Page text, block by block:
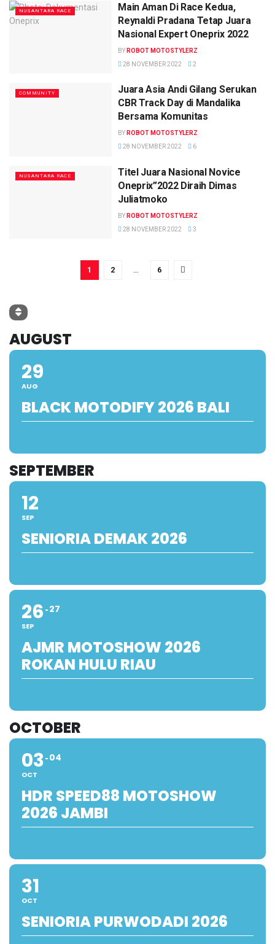
NUSANTARA RACE
Main Aman Di Race Kedua,
Reynaldi Pradana Tetap Juara
Nasional Expert Oneprix 2022
BY ROBOT MOTOSTYLERZ
28 NOVEMBER 2022
2
COMMUNITY
Juara Asia Andi Gilang Serukan
CBR Track Day di Mandalika
Bersama Komunitas
BY ROBOT MOTOSTYLERZ
28 NOVEMBER 2022
6
NUSANTARA RACE
Titel Juara Nasional Novice
Oneprix”2022 Diraih Dimas
Juliatmoko
BY ROBOT MOTOSTYLERZ
28 NOVEMBER 2022
3
1 2 … 6
AUGUST
29
AUG
BLACK MOTODIFY 2026 BALI
SEPTEMBER
12
SEP
SENIORIA DEMAK 2026
26
SEP
27
AJMR MOTOSHOW 2026
ROKAN HULU RIAU
OCTOBER
03
OCT
04
HDR SPEED88 MOTOSHOW
2026 JAMBI
31
OCT
SENIORIA PURWODADI 2026